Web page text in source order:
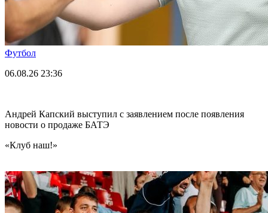
Футбол
06.08.26 23:36
Андрей Капский выступил с заявлением после появления
новости о продаже БАТЭ
«Клуб наш!»